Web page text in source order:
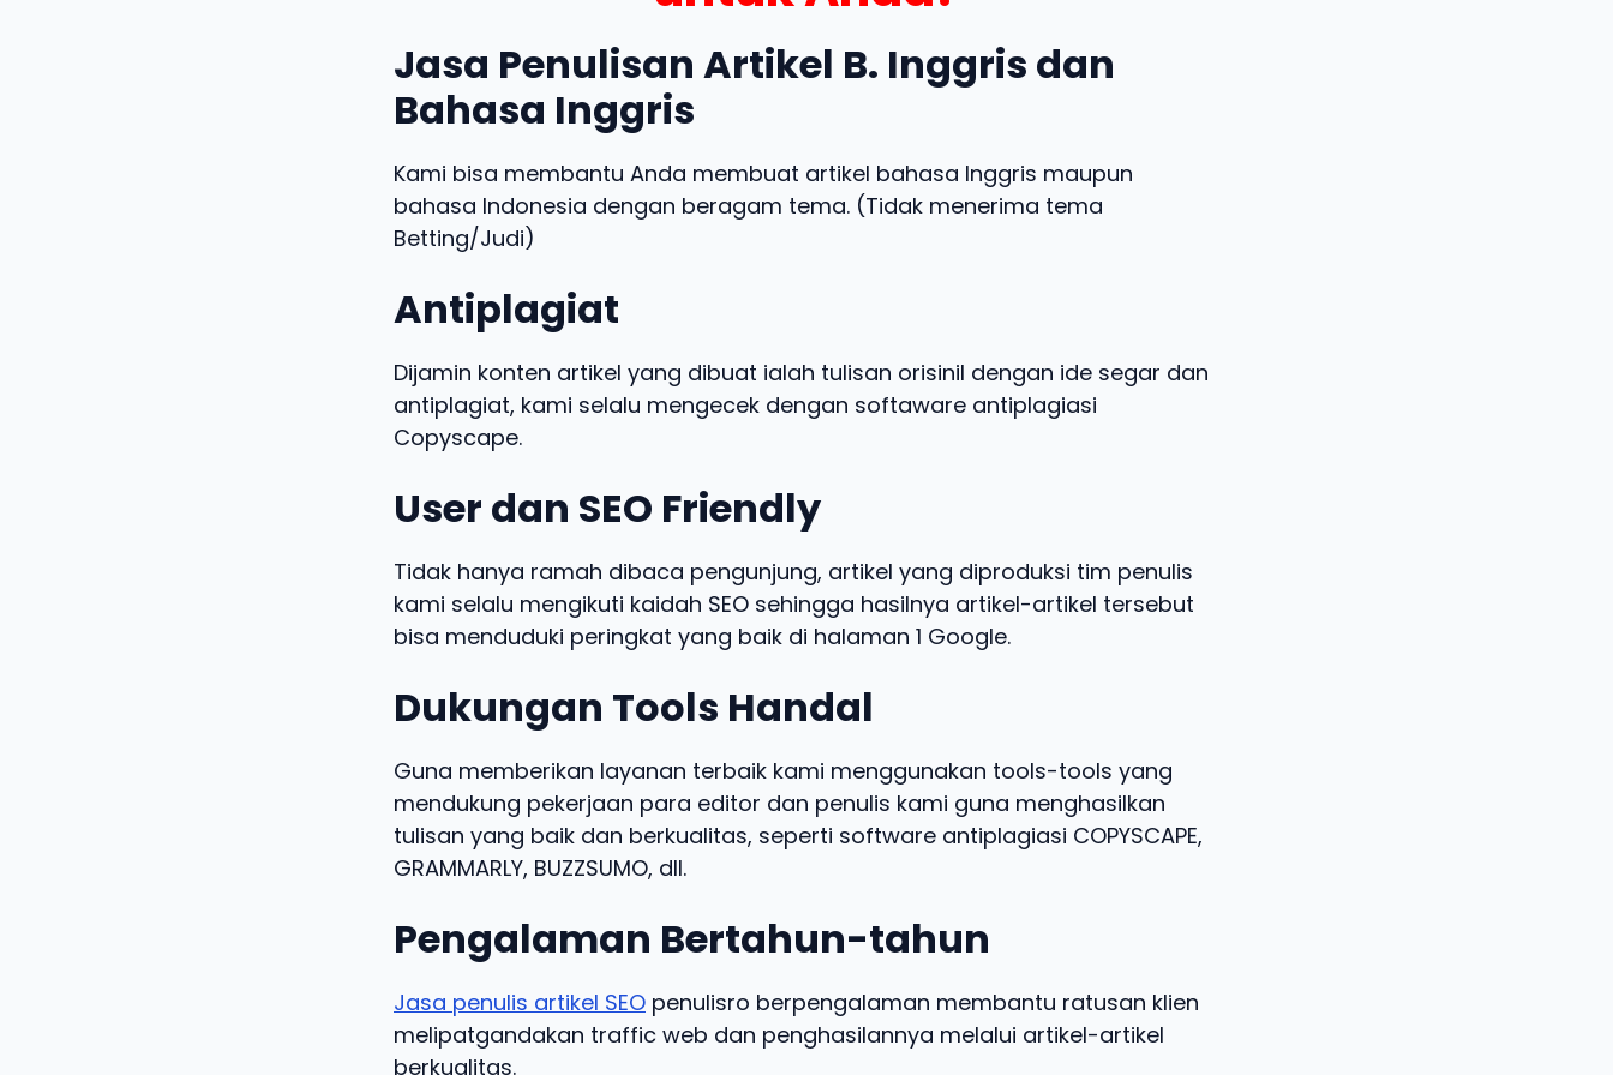
Jasa Penulisan Artikel B. Inggris dan
Bahasa Inggris
Kami bisa membantu Anda membuat artikel bahasa Inggris maupun
bahasa Indonesia dengan beragam tema. (Tidak menerima tema
Betting/Judi)
Antiplagiat
Dijamin konten artikel yang dibuat ialah tulisan orisinil dengan ide segar dan
antiplagiat, kami selalu mengecek dengan softaware antiplagiasi
Copyscape.
User dan SEO Friendly
Tidak hanya ramah dibaca pengunjung, artikel yang diproduksi tim penulis
kami selalu mengikuti kaidah SEO sehingga hasilnya artikel-artikel tersebut
bisa menduduki peringkat yang baik di halaman 1 Google.
Dukungan Tools Handal
Guna memberikan layanan terbaik kami menggunakan tools-tools yang
mendukung pekerjaan para editor dan penulis kami guna menghasilkan
tulisan yang baik dan berkualitas, seperti software antiplagiasi COPYSCAPE,
GRAMMARLY, BUZZSUMO, dll.
Pengalaman Bertahun-tahun
Jasa penulis artikel SEO penulisro berpengalaman membantu ratusan klien
melipatgandakan traffic web dan penghasilannya melalui artikel-artikel
berkualitas.